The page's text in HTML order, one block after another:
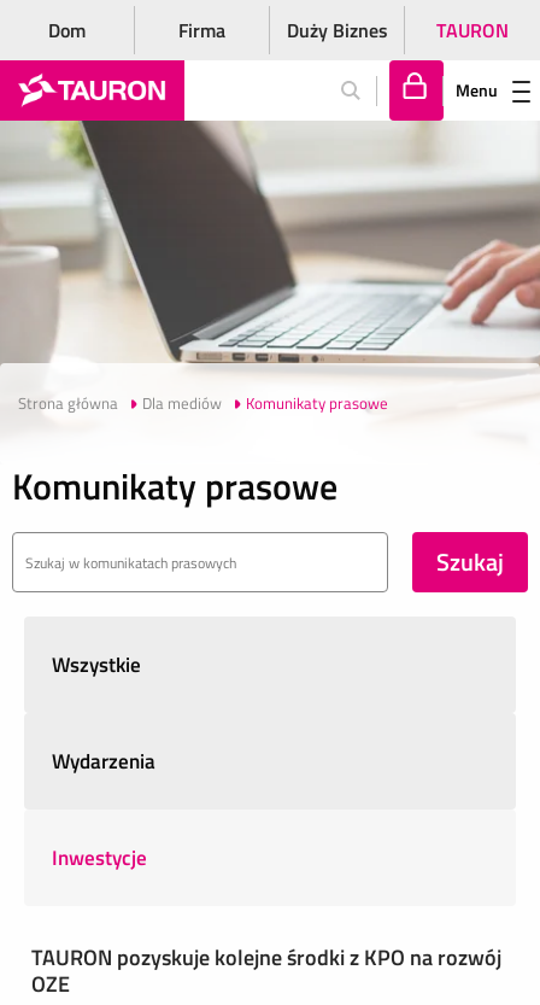
Dom Firma Duży Biznes TAURON
lo
gu
j
si
ę
Menu
Strona główna Dla mediów Komunikaty prasowe
Komunikaty prasowe
Wszystkie
Wydarzenia
Inwestycje
TAURON pozyskuje kolejne środki z KPO na rozwój
OZE